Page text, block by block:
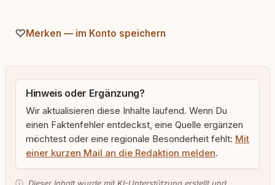
Merken — im Konto speichern
Hinweis oder Ergänzung?
Wir aktualisieren diese Inhalte laufend. Wenn Du
einen Faktenfehler entdeckst, eine Quelle ergänzen
möchtest oder eine regionale Besonderheit fehlt: Mit
einer kurzen Mail an die Redaktion melden.